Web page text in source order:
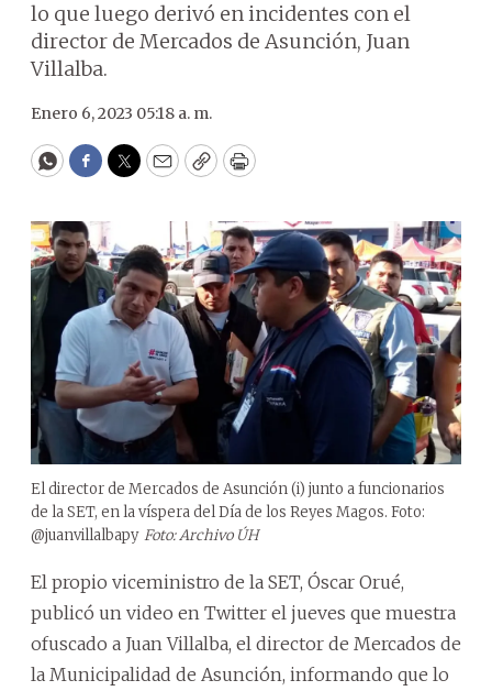
lo que luego derivó en incidentes con el
director de Mercados de Asunción, Juan
Villalba.
Enero 6, 2023 05:18 a. m.
WhatsApp
Facebook
Twitter
EmailCopyPrint
El director de Mercados de Asunción (i) junto a funcionarios
de la SET, en la víspera del Día de los Reyes Magos. Foto:
@juanvillalbapy Foto: Archivo ÚH
El propio viceministro de la SET, Óscar Orué,
publicó un video en Twitter el jueves que muestra
ofuscado a Juan Villalba, el director de Mercados de
la Municipalidad de Asunción, informando que lo